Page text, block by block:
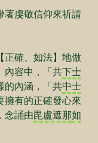
著虔敬信仰來祈請
正確、如法】地做
內容中，「共下士
的內涵，「共中士
擁有的正確發心來
念誦由毘盧遮那如